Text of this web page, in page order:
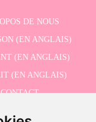
DE NOUS
(EN ANGLAIS)
(EN ANGLAIS)
(EN ANGLAIS)
CONTACT